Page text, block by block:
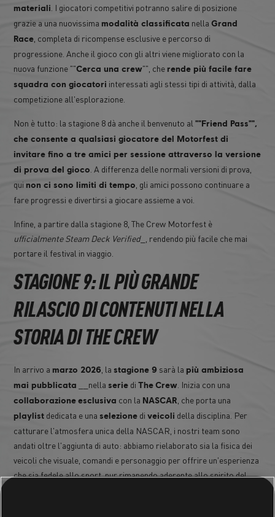
materiali . I giocatori competitivi potranno salire di posizione
grazie a una nuovissima modalità classificata nellaGrand
Race , completa di ricompense esclusive e percorso di
progressione. Anche il gioco con gli altri viene migliorato con la
nuova funzione ""Cerca una crew"", che rende più facile fare
squadra con giocatori interessati agli stessi tipi di attività, dalla
competizione all'esplorazione.
Non è tutto: la stagione 8 dà anche il benvenuto al""Friend Pass"",
che consente a qualsiasi giocatore del Motorfest di
invitare fino a tre amici per sessione attraverso la versione
di prova del gioco . A differenza delle normali versioni di prova,
qui non ci sono limiti di tempo , gli amici possono continuare a
fare progressi e divertirsi a giocare assieme a voi.
Infine, a partire dalla stagione 8, The Crew Motorfest è
ufficialmente Steam Deck Verified_, rendendo più facile che mai
portare il festival in viaggio.
STAGIONE 9: IL PIÙ GRANDE
RILASCIO DI CONTENUTI NELLA
STORIA DI THE CREW
In arrivo a marzo 2026 , lastagione 9 sarà la più ambiziosa
mai pubblicata
__nellaserie diThe Crew . Inizia con una
collaborazione esclusiva con la NASCAR , che porta una
playlist dedicata e unaselezione diveicoli della disciplina. Per
catturare l'atmosfera unica della NASCAR, i nostri team sono
andati oltre l'aggiunta di auto: abbiamo rielaborato sia la fisica dei
veicoli che visuale, comandi e personaggio per offrire un'esperienza
che sia fedele allo sport, pur rimanendo aderente allo spirito del